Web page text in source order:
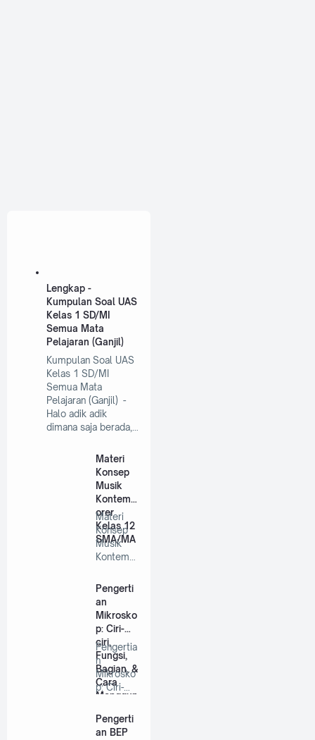
Lengkap -
Kumpulan Soal UAS
Kelas 1 SD/MI
Semua Mata
Pelajaran (Ganjil)
Kumpulan Soal UAS
Kelas 1 SD/MI
Semua Mata
Pelajaran (Ganjil) -
Halo adik adik
dimana saja berada,…
Materi
Konsep
Musik
Kontemp
orer
Kelas 12
SMA/MA
Materi
Konsep
Musik
Kontemp
Kelas 12
SMA/MA
…
Pengerti
an
Mikrosko
p: Ciri-
ciri,
Fungsi,
Bagian, &
Cara
Menggun
Pengertia
n
Mikrosko
p: Ciri-
Fungsi,
Bagian,…
Pengerti
an BEP